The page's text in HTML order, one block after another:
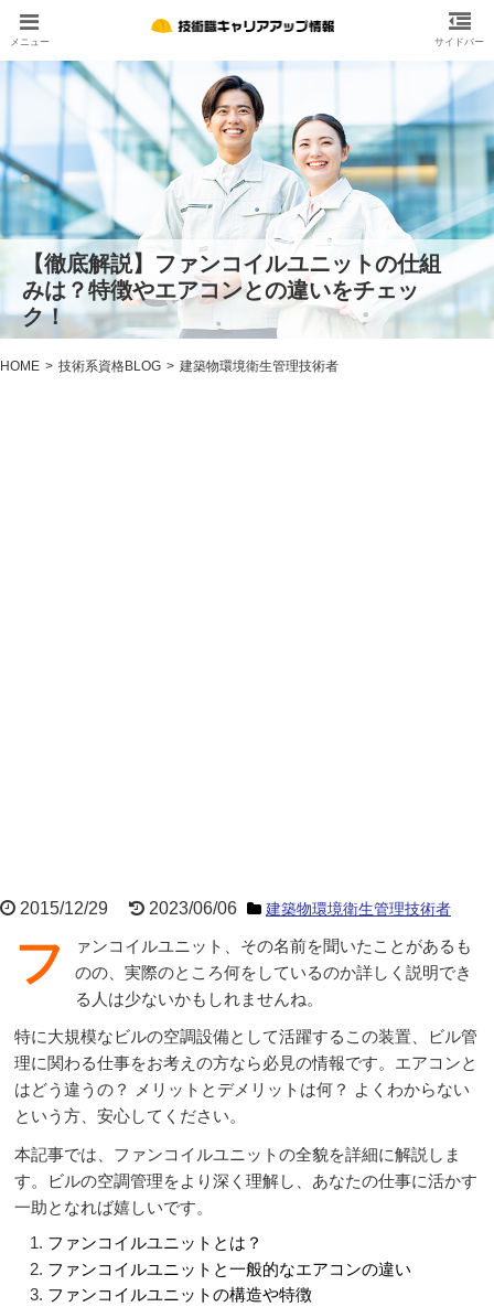
【徹底解説】ファンコイルユニットの仕組
みは？特徴やエアコンとの違いをチェッ
ク！
HOME 技術系資格BLOG 建築物環境衛生管理技術者
2015/12/29 2023/06/06 建築物環境衛生管理技術者
ファンコイルユニット、その名前を聞いたことがあるも
のの、実際のところ何をしているのか詳しく説明でき
る人は少ないかもしれませんね。
特に大規模なビルの空調設備として活躍するこの装置、ビル管
理に関わる仕事をお考えの方なら必見の情報です。エアコンと
はどう違うの？ メリットとデメリットは何？ よくわからない
という方、安心してください。
本記事では、ファンコイルユニットの全貌を詳細に解説しま
す。ビルの空調管理をより深く理解し、あなたの仕事に活かす
一助となれば嬉しいです。
ファンコイルユニットとは？
ファンコイルユニットと一般的なエアコンの違い
ファンコイルユニットの構造や特徴